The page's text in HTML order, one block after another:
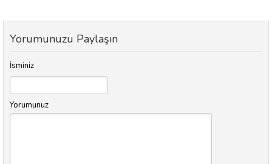
Yorumunuzu Paylaşın
İsminiz
Yorumunuz